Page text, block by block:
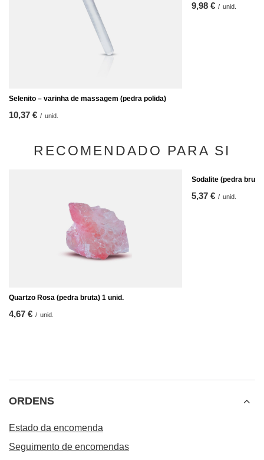
Selenito – varinha de massagem (pedra polida)
10,37 € / unid.
9,98 € / unid.
RECOMENDADO PARA SI
Quartzo Rosa (pedra bruta) 1 unid.
4,67 € / unid.
Sodalite (pedra
5,37 € / unid.
ORDENS
Estado da encomenda
Seguimento de encomendas